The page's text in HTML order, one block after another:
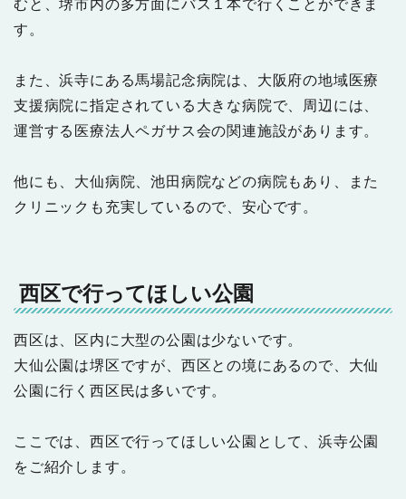
むと、堺市内の多方面にバス１本で行くことができま
す。
また、浜寺にある馬場記念病院は、大阪府の地域医療
支援病院に指定されている大きな病院で、周辺には、
運営する医療法人ペガサス会の関連施設があります。
他にも、大仙病院、池田病院などの病院もあり、また
クリニックも充実しているので、安心です。
西区で行ってほしい公園
西区は、区内に大型の公園は少ないです。
大仙公園は堺区ですが、西区との境にあるので、大仙
公園に行く西区民は多いです。
ここでは、西区で行ってほしい公園として、浜寺公園
をご紹介します。